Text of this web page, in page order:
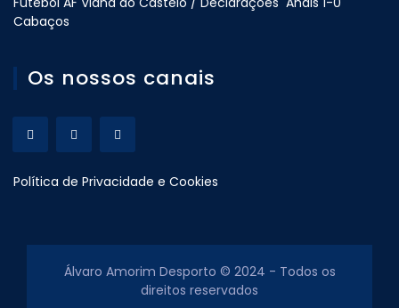
Cabaços
Os nossos canais
Política de Privacidade e Cookies
Álvaro Amorim Desporto © 2024 - Todos os
direitos reservados